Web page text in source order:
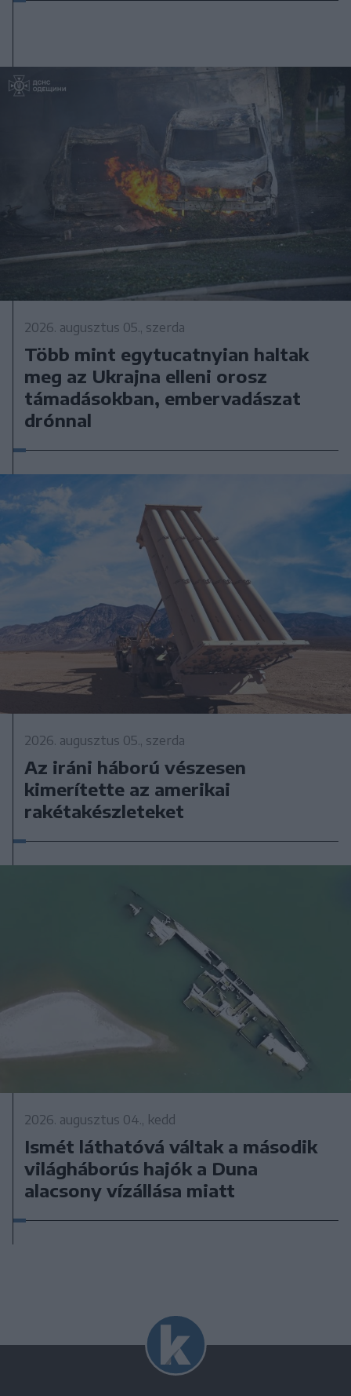
2026. augusztus 05., szerda
Több mint egytucatnyian haltak
meg az Ukrajna elleni orosz
támadásokban, embervadászat
drónnal
2026. augusztus 05., szerda
Az iráni háború vészesen
kimerítette az amerikai
rakétakészleteket
2026. augusztus 04., kedd
Ismét láthatóvá váltak a második
világháborús hajók a Duna
alacsony vízállása miatt